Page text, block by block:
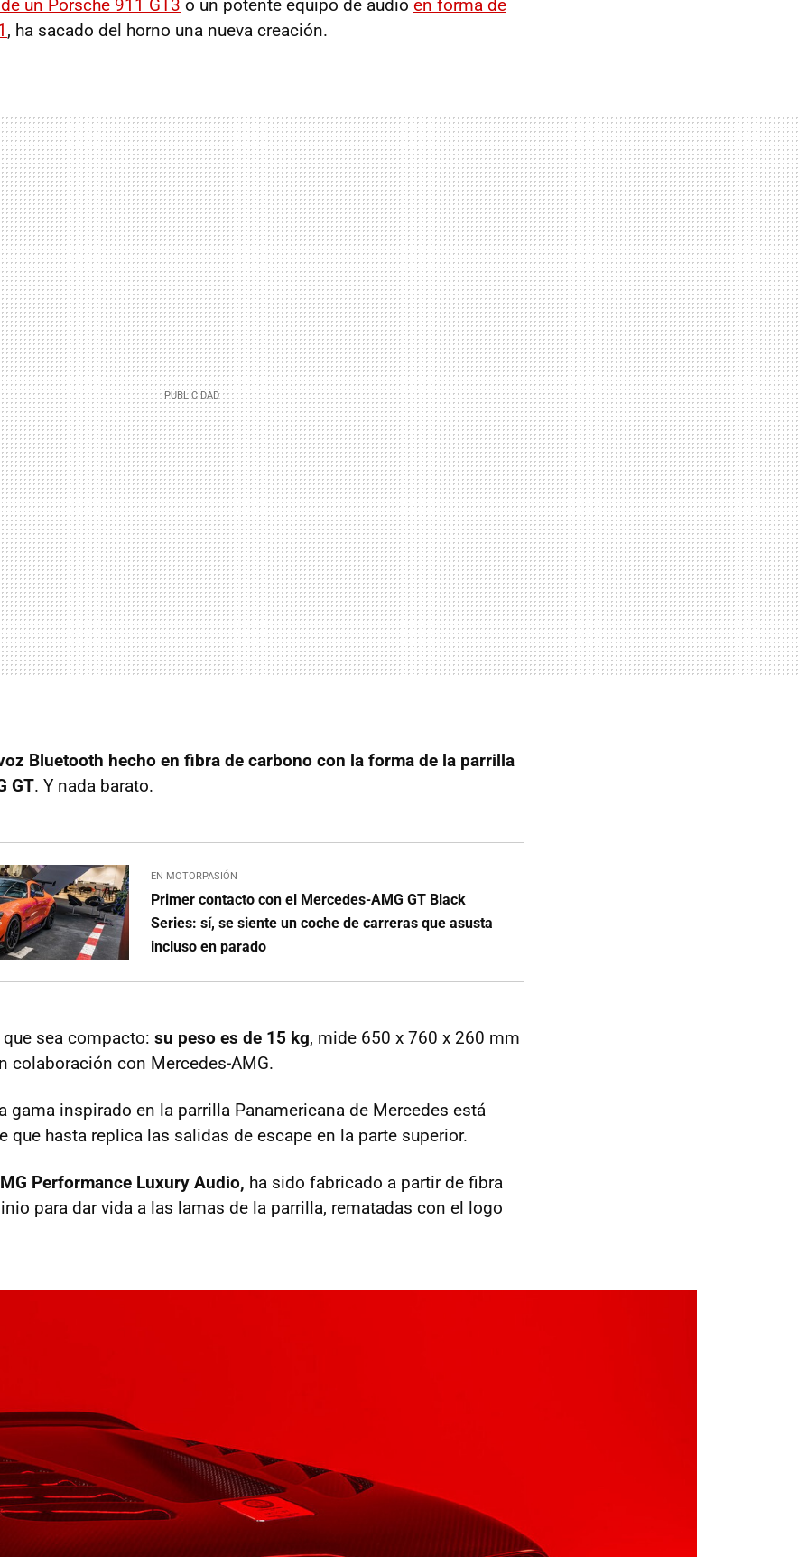
un Porsche 911 GT3 o un potente equipo de audio en forma de
, ha sacado del horno una nueva creación.
Bluetooth hecho en fibra de carbono con la forma de la parrilla
GT. Y nada barato.
EN MOTORPASIÓN
Primer contacto con el Mercedes-AMG GT Black
Series: sí, se siente un coche de carreras que asusta
incluso en parado
sea compacto: su peso es de 15 kg, mide 650 x 760 x 260 mm
colaboración con Mercedes-AMG.
gama inspirado en la parrilla Panamericana de Mercedes está
que hasta replica las salidas de escape en la parte superior.
Performance Luxury Audio, ha sido fabricado a partir de fibra
para dar vida a las lamas de la parrilla, rematadas con el logo